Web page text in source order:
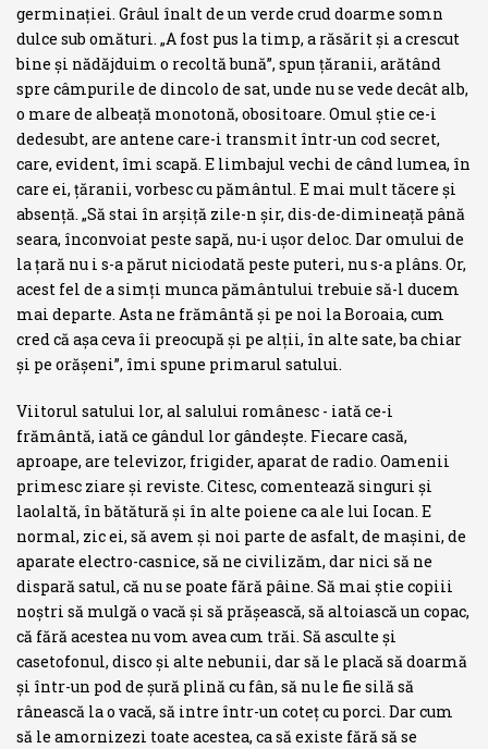
germinaţiei. Grâul înalt de un verde crud doarme somn
dulce sub omături. „A fost pus la timp, a răsărit şi a crescut
bine şi nădăjduim o recoltă bună”, spun ţăranii, arătând
spre câmpurile de dincolo de sat, unde nu se vede decât alb,
o mare de albeaţă monotonă, obositoare. Omul ştie ce-i
dedesubt, are antene care-i transmit într-un cod secret,
care, evident, îmi scapă. E limbajul vechi de când lumea, în
care ei, ţăranii, vorbesc cu pământul. E mai mult tăcere şi
absenţă. „Să stai în arşiţă zile-n şir, dis-de-dimineaţă până
seara, înconvoiat peste sapă, nu-i uşor deloc. Dar omului de
la ţară nu i s-a părut niciodată peste puteri, nu s-a plâns. Or,
acest fel de a simţi munca pământului trebuie să-l ducem
mai departe. Asta ne frământă şi pe noi la Boroaia, cum
cred că aşa ceva îi preocupă şi pe alţii, în alte sate, ba chiar
şi pe orăşeni”, îmi spune primarul satului.
Viitorul satului lor, al salului românesc - iată ce-i
frământă, iată ce gândul lor gândeşte. Fiecare casă,
aproape, are televizor, frigider, aparat de radio. Oamenii
primesc ziare şi reviste. Citesc, comentează singuri şi
laolaltă, în bătătură şi în alte poiene ca ale lui Iocan. E
normal, zic ei, să avem şi noi parte de asfalt, de maşini, de
aparate electro-casnice, să ne civilizăm, dar nici să ne
dispară satul, că nu se poate fără pâine. Să mai ştie copiii
noştri să mulgă o vacă şi să prăşească, să altoiască un copac,
că fără acestea nu vom avea cum trăi. Să asculte şi
casetofonul, disco şi alte nebunii, dar să le placă să doarmă
şi într-un pod de şură plină cu fân, să nu le fie silă să
rânească la o vacă, să intre într-un coteţ cu porci. Dar cum
să le amornizezi toate acestea, ca să existe fără să se